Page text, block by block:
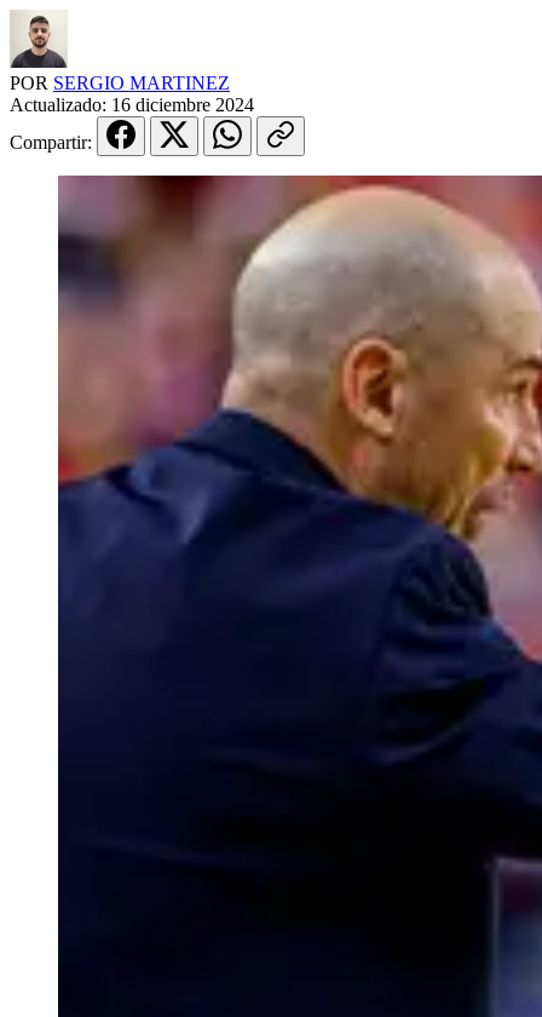
POR SERGIO MARTINEZ
Actualizado: 16 diciembre 2024
Compartir: